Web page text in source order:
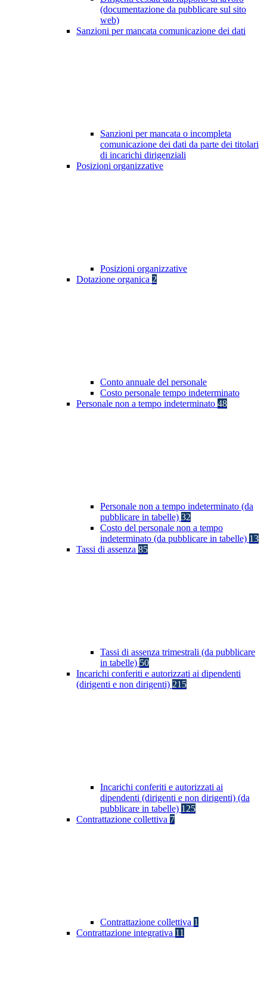
(documentazione da pubblicare sul sito
web)
Sanzioni per mancata comunicazione dei dati
Sanzioni per mancata o incompleta
comunicazione dei dati da parte dei titolari
di incarichi dirigenziali
Posizioni organizzative
Posizioni organizzative
Dotazione organica 2
Conto annuale del personale
Costo personale tempo indeterminato
Personale non a tempo indeterminato 48
Personale non a tempo indeterminato (da
pubblicare in tabelle) 32
Costo del personale non a tempo
indeterminato (da pubblicare in tabelle) 13
Tassi di assenza 85
Tassi di assenza trimestrali (da pubblicare
in tabelle) 50
Incarichi conferiti e autorizzati ai dipendenti
(dirigenti e non dirigenti) 215
Incarichi conferiti e autorizzati ai
dipendenti (dirigenti e non dirigenti) (da
pubblicare in tabelle) 125
Contrattazione collettiva 7
Contrattazione collettiva 1
Contrattazione integrativa 11